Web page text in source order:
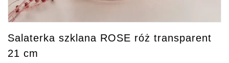
Salaterka szklana ROSE róż transparent
21 cm